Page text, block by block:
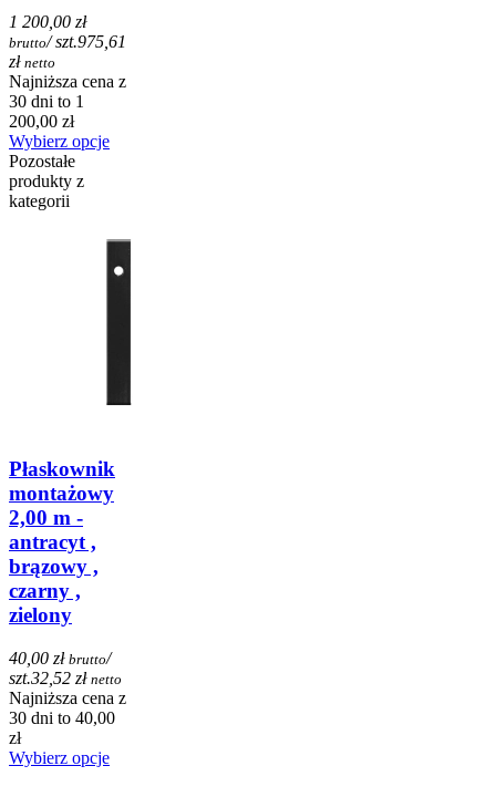
1 200,00 zł
brutto/ szt.975,61
zł netto
Najniższa cena z
30 dni to 1
200,00 zł
Wybierz opcje
Pozostałe
produkty z
kategorii
Płaskownik
montażowy
2,00 m -
antracyt ,
brązowy ,
czarny ,
zielony
40,00 zł brutto/
szt.32,52 zł netto
Najniższa cena z
30 dni to 40,00
zł
Wybierz opcje